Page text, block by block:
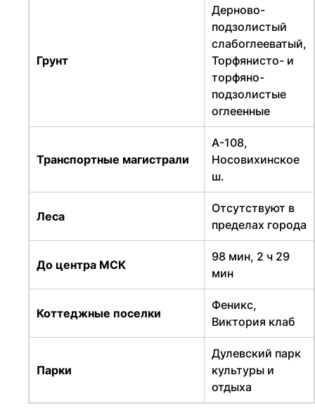
Грунт
Дерново-
подзолистый
слабоглееватый,
Торфянисто- и
торфяно-
подзолистые
оглеенные
Транспортные магистрали
А-108,
Носовихинское
ш.
Леса
Отсутствуют в
пределах города
До центра МСК
98 мин, 2 ч 29
мин
Коттеджные поселки
Феникс,
Виктория клаб
Парки
Дулевский парк
культуры и
отдыха